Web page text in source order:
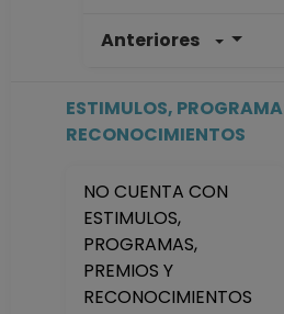
Anteriores
ESTIMULOS,
RECONOCIMIENTOS
NO CUENTA CON
ESTIMULOS,
PROGRAMAS,
PREMIOS Y
RECONOCIMIENTOS